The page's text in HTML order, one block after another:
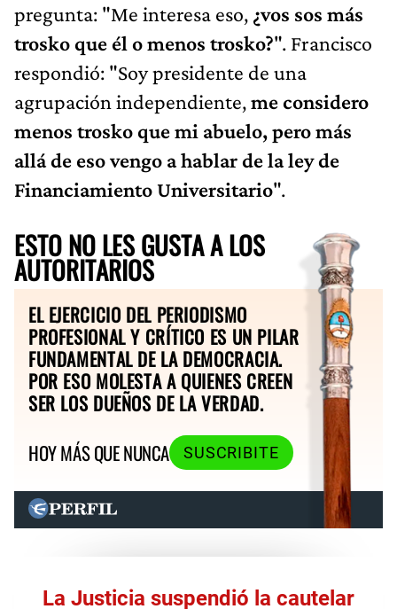
pregunta: "Me interesa eso, ¿vos sos más
trosko que él o menos trosko?". Francisco
respondió: "Soy presidente de una
agrupación independiente,me considero
menos trosko que mi abuelo, pero más
allá de eso vengo a hablar de la ley de
Financiamiento Universitario".
ESTO NO LES GUSTA A LOS
AUTORITARIOS
EL EJERCICIO DEL PERIODISMO
PROFESIONAL Y CRÍTICO ES UN PILAR
FUNDAMENTAL DE LA DEMOCRACIA.
POR ESO MOLESTA A QUIENES CREEN
SER LOS DUEÑOS DE LA VERDAD.
HOY MÁS QUE NUNCA
SUSCRIBITE
La Justicia suspendió la cautelar